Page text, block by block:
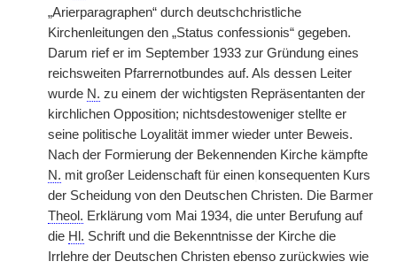
„Arierparagraphen“ durch deutschchristliche
Kirchenleitungen den „Status confessionis“ gegeben.
Darum rief er im September 1933 zur Gründung eines
reichsweiten Pfarrernotbundes auf. Als dessen Leiter
wurde N. zu einem der wichtigsten Repräsentanten der
kirchlichen Opposition; nichtsdestoweniger stellte er
seine politische Loyalität immer wieder unter Beweis.
Nach der Formierung der Bekennenden Kirche kämpfte
N. mit großer Leidenschaft für einen konsequenten Kurs
der Scheidung von den Deutschen Christen. Die Barmer
Theol. Erklärung vom Mai 1934, die unter Berufung auf
die Hl. Schrift und die Bekenntnisse der Kirche die
Irrlehre der Deutschen Christen ebenso zurückwies wie